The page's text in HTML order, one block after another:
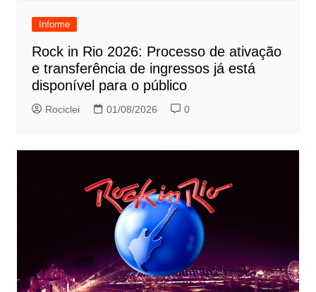
Informe
Rock in Rio 2026: Processo de ativação
e transferência de ingressos já está
disponível para o público
Rociclei 01/08/2026 0